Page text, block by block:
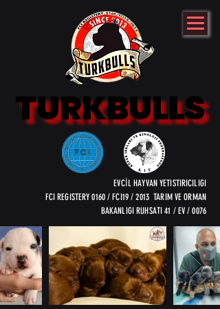
TURKBULLS
TURKBULLS
EVCİL HAYVAN YETISTIRICILIGI
FCI REGISTERY 0160 / FCI19 / 2013 TARIM VE ORMAN
BAKANLIGI RUHSATI 41 / EV / 0076